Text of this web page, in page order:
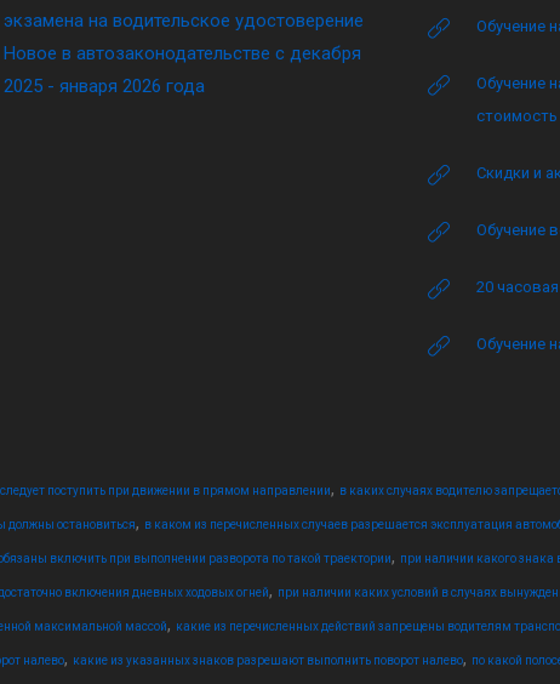
экзамена на водительское удостоверение
Новое в автозаконодательстве с декабря
2025 - января 2026 года
Обучение
Обучение
Скидки и
Обучение
20
Обучение
поступить при движении в прямом направлении, в каких случаях водителю
должны остановиться, в каком из перечисленных случаев разрешается эксплуатация
включить при выполнении разворота по такой траектории, при наличии какого знака
включения дневных ходовых огней, при наличии каких условий в случаях
максимальной массой, какие из перечисленных действий запрещены водителям
налево, какие из указанных знаков разрешают выполнить поворот налево, по какой